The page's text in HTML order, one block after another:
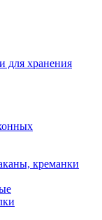
для хранения
креманки